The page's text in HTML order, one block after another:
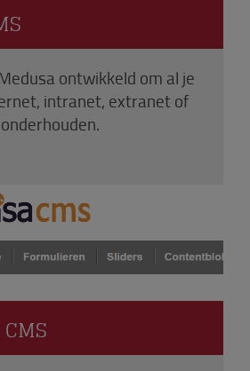
ontwikkeld om al je
intranet, extranet of